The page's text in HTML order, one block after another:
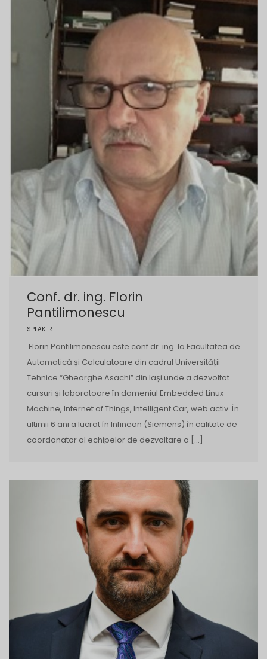
Conf. dr. ing. Florin
Pantilimonescu
SPEAKER
Florin Pantilimonescu este conf.dr. ing. la Facultatea de
Automatică și Calculatoare din cadrul Universității
Tehnice “Gheorghe Asachi” din Iași unde a dezvoltat
cursuri și laboratoare în domeniul Embedded Linux
Machine, Internet of Things, Intelligent Car, web activ. În
ultimii 6 ani a lucrat în Infineon (Siemens) în calitate de
coordonator al echipelor de dezvoltare a […]